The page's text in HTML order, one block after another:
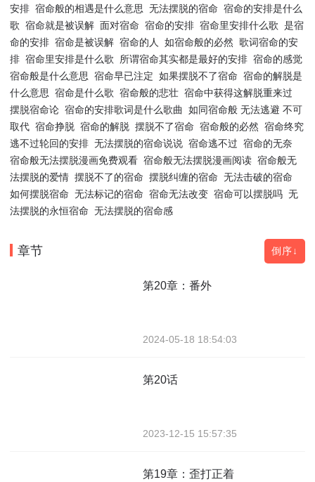
安排 宿命般的相遇是什么意思 无法摆脱的宿命 宿命的安排是什么
歌 宿命就是被误解 面对宿命 宿命的安排 宿命里安排什么歌 是宿
命的安排 宿命是被误解 宿命的人 如宿命般的必然 歌词宿命的安
排 宿命里安排是什么歌 所谓宿命其实都是最好的安排 宿命的感觉
宿命般是什么意思 宿命早已注定 如果摆脱不了宿命 宿命的解脱是
什么意思 宿命是什么歌 宿命般的悲壮 宿命中获得这解脱重来过
摆脱宿命论 宿命的安排歌词是什么歌曲
如同宿命般 无法逃避 不可
取代 宿命挣脱 宿命的解脱 摆脱不了宿命 宿命般的必然 宿命终究
逃不过轮回的安排 无法摆脱的宿命说说 宿命逃不过 宿命的无奈
宿命般无法摆脱漫画免费观看 宿命般无法摆脱漫画阅读 宿命般无
法摆脱的爱情 摆脱不了的宿命 摆脱纠缠的宿命 无法击破的宿命
如何摆脱宿命 无法标记的宿命 宿命无法改变 宿命可以摆脱吗 无
法摆脱的永恒宿命 无法摆脱的宿命感
章节 倒序↓
第20章：番外
2024-05-18 18:54:03
第20话
2023-12-15 15:57:35
第19章：歪打正着